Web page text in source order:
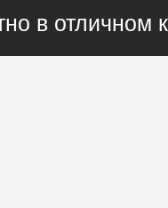
в отличном